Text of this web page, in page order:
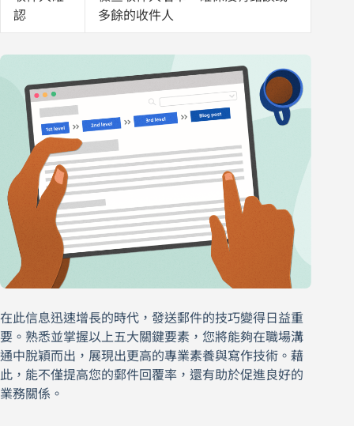
認
多餘的收件人
在此信息迅速增長的時代，發送郵件的技巧變得日益重
要。熟悉並掌握以上五大關鍵要素，您將能夠在職場溝
通中脫穎而出，展現出更高的專業素養與寫作技術。藉
此，能不僅提高您的郵件回覆率，還有助於促進良好的
業務關係。